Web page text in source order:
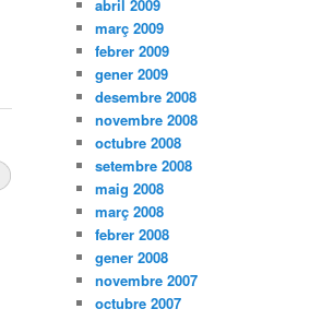
abril 2009
març 2009
febrer 2009
gener 2009
desembre 2008
novembre 2008
octubre 2008
setembre 2008
maig 2008
març 2008
febrer 2008
gener 2008
novembre 2007
octubre 2007